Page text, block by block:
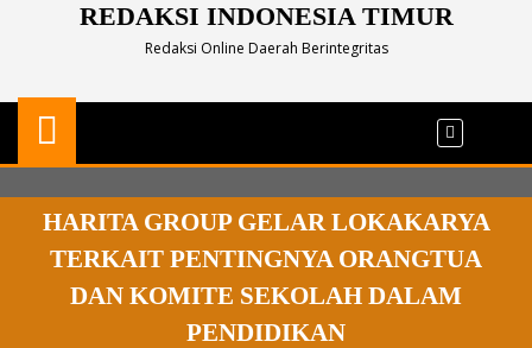
REDAKSI INDONESIA TIMUR
Redaksi Online Daerah Berintegritas
HARITA GROUP GELAR LOKAKARYA
TERKAIT PENTINGNYA ORANGTUA
DAN KOMITE SEKOLAH DALAM
PENDIDIKAN